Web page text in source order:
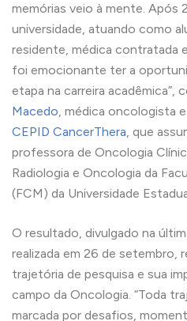
memórias veio à mente. Após
universidade, atuando como
residente, médica contratada
foi emocionante ter a
etapa na carreira acadêmica”,
Macedo, médica oncologista
CEPID CancerThera, que
professora de Oncologia
Radiologia e Oncologia da
(FCM) da Universidade
O resultado, divulgado na
realizada em 26 de setembro,
trajetória de pesquisa e sua
campo da Oncologia. “Toda
marcada por desafios,